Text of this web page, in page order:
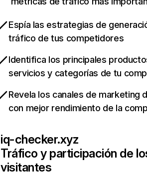
Espía las estrategias de
tráfico de tus competidores
Identifica los principales
servicios y categorías de tu
Revela los canales de marketing
con mejor rendimiento de la
iq-checker.xyz
Tráfico y participación de
visitantes